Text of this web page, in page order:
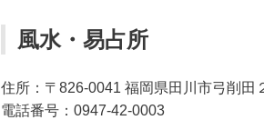
風水・易占所
住所：〒826-0041 福岡県田川市弓削
電話番号：0947-42-0003